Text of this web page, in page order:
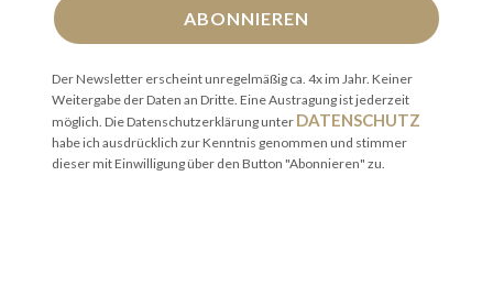
ABONNIEREN
Der Newsletter erscheint unregelmäßig ca. 4x im Jahr. Keiner
Weitergabe der Daten an Dritte. Eine Austragung ist jederzeit
möglich. Die Datenschutzerklärung unter DATENSCHUTZ
habe ich ausdrücklich zur Kenntnis genommen und stimmer
dieser mit Einwilligung über den Button "Abonnieren" zu.